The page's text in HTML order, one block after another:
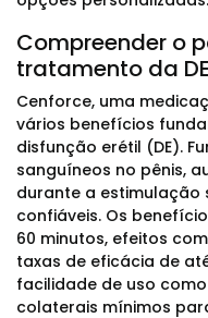
Compreender o
tratamento da DE
Cenforce, uma
vários benefícios
disfunção erétil (DE).
sanguíneos no pênis,
durante a estimulação
confiáveis. Os
60 minutos, efeitos
taxas de eficácia de
facilidade de uso
colaterais mínimos